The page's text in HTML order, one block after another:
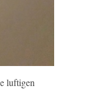
luftigen